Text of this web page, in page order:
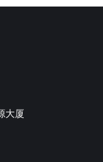
大厦